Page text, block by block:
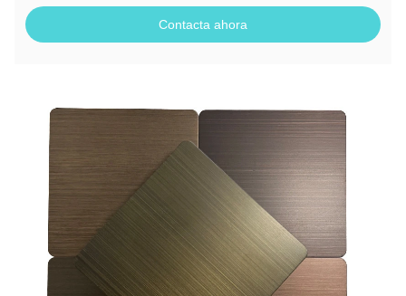
Contacta ahora